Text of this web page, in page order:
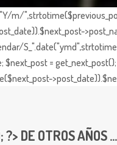
m/
$next_post =
DE OTROS AÑOS ...